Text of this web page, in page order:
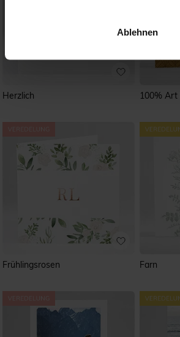
Ablehnen
Herzlich 100% Art
Frühlingsrosen Farn